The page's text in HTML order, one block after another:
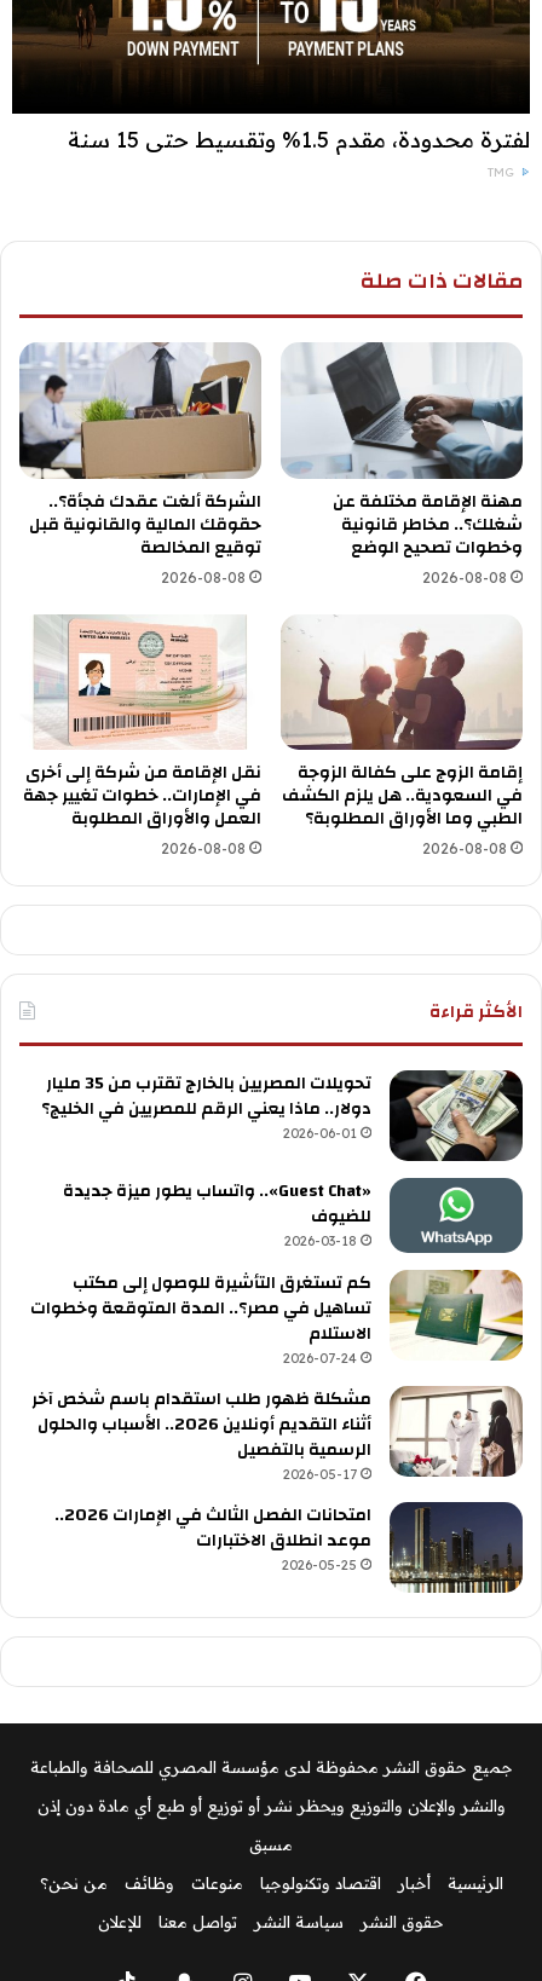
لفترة محدودة، مقدم 1.5% وتقسيط حتى 15 سنة
TMG
مقالات ذات صلة
مهنة الإقامة مختلفة عن
شغلك؟.. مخاطر قانونية
وخطوات تصحيح الوضع
2026-08-08
الشركة ألغت عقدك فجأة؟..
حقوقك المالية والقانونية قبل
توقيع المخالصة
2026-08-08
إقامة الزوج على كفالة الزوجة
في السعودية.. هل يلزم الكشف
الطبي وما الأوراق المطلوبة؟
2026-08-08
نقل الإقامة من شركة إلى أخرى
في الإمارات.. خطوات تغيير جهة
العمل والأوراق المطلوبة
2026-08-08
الأكثر قراءة
تحويلات المصريين بالخارج تقترب من 35 مليار
دولار.. ماذا يعني الرقم للمصريين في الخليج؟
2026-06-01
«Guest Chat».. واتساب يطور ميزة جديدة
للضيوف
2026-03-18
كم تستغرق التأشيرة للوصول إلى مكتب
تساهيل في مصر؟.. المدة المتوقعة وخطوات
الاستلام
2026-07-24
مشكلة ظهور طلب استقدام باسم شخص آخر
أثناء التقديم أونلاين 2026.. الأسباب والحلول
الرسمية بالتفصيل
2026-05-17
امتحانات الفصل الثالث في الإمارات 2026..
موعد انطلاق الاختبارات
2026-05-25
جميع حقوق النشر محفوظة لدى مؤسسة المصري للصحافة والطباعة
والنشر والإعلان والتوزيع ويحظر نشر أو توزيع أو طبع أي مادة دون إذن
مسبق
الرئيسية
أخبار اقتصاد وتكنولوجيا منوعات وظائف
من نحن؟
حقوق النشر
سياسة النشر تواصل معنا للإعلان